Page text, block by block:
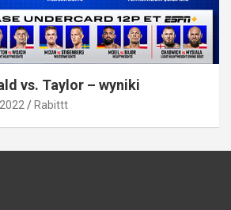
vs. Taylor – wyniki
Rabittt